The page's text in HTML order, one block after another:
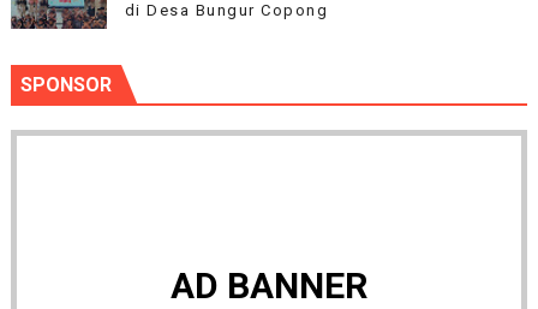
di Desa Bungur Copong
SPONSOR
AD BANNER